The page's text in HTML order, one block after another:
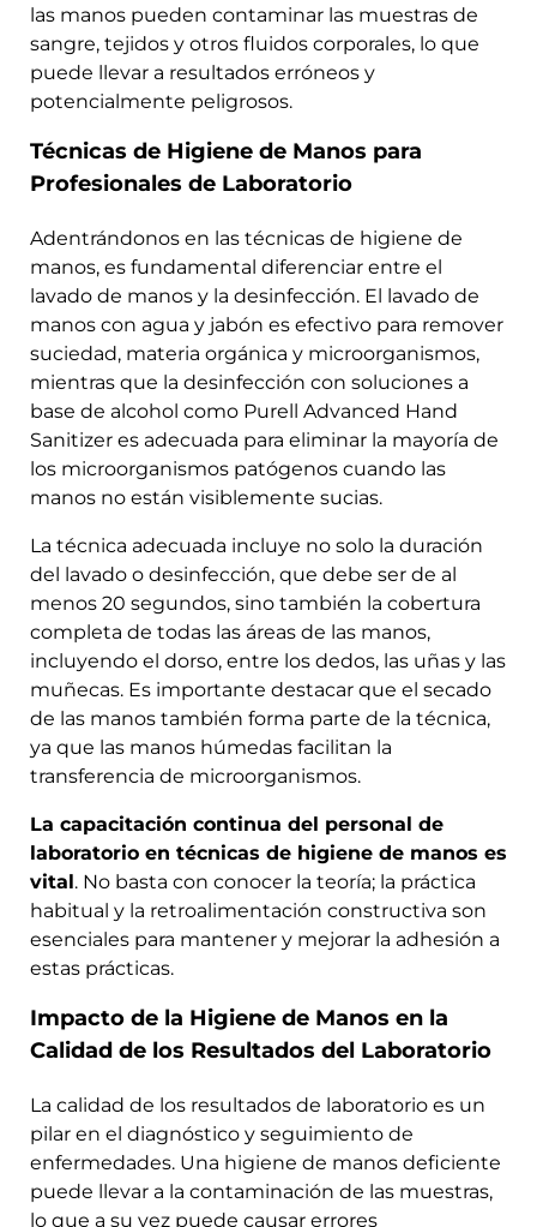
las manos pueden contaminar las muestras de
sangre, tejidos y otros fluidos corporales, lo que
puede llevar a resultados erróneos y
potencialmente peligrosos.
Técnicas de Higiene de Manos para
Profesionales de Laboratorio
Adentrándonos en las técnicas de higiene de
manos, es fundamental diferenciar entre el
lavado de manos y la desinfección. El lavado de
manos con agua y jabón es efectivo para remover
suciedad, materia orgánica y microorganismos,
mientras que la desinfección con soluciones a
base de alcohol como Purell Advanced Hand
Sanitizer es adecuada para eliminar la mayoría de
los microorganismos patógenos cuando las
manos no están visiblemente sucias.
La técnica adecuada incluye no solo la duración
del lavado o desinfección, que debe ser de al
menos 20 segundos, sino también la cobertura
completa de todas las áreas de las manos,
incluyendo el dorso, entre los dedos, las uñas y las
muñecas. Es importante destacar que el secado
de las manos también forma parte de la técnica,
ya que las manos húmedas facilitan la
transferencia de microorganismos.
La capacitación continua del personal de
laboratorio en técnicas de higiene de manos es
vital. No basta con conocer la teoría; la práctica
habitual y la retroalimentación constructiva son
esenciales para mantener y mejorar la adhesión a
estas prácticas.
Impacto de la Higiene de Manos en la
Calidad de los Resultados del Laboratorio
La calidad de los resultados de laboratorio es un
pilar en el diagnóstico y seguimiento de
enfermedades. Una higiene de manos deficiente
puede llevar a la contaminación de las muestras,
lo que a su vez puede causar errores